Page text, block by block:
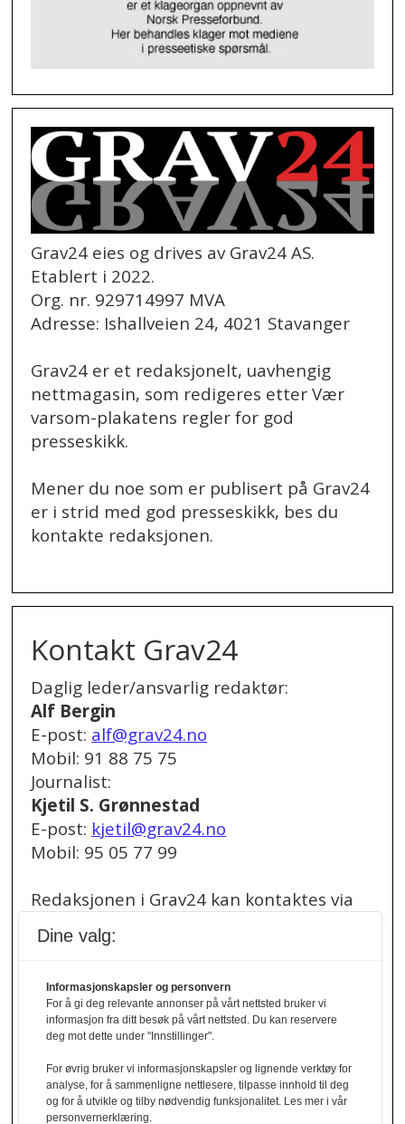
Grav24 eies og drives av Grav24 AS.
Etablert i 2022.
Org. nr. 929714997 MVA
Adresse: Ishallveien 24, 4021 Stavanger
Grav24 er et redaksjonelt, uavhengig
nettmagasin, som redigeres etter Vær
varsom-plakatens regler for god
presseskikk.
Mener du noe som er publisert på Grav24
er i strid med god presseskikk, bes du
kontakte redaksjonen.
Kontakt Grav24
Daglig leder/ansvarlig redaktør:
Alf Bergin
E-post: alf@grav24.no
Mobil: 91 88 75 75
Journalist:
Kjetil S. Grønnestad
E-post: kjetil@grav24.no
Mobil: 95 05 77 99
Redaksjonen i Grav24 kan kontaktes via
redaksjon@grav24.no
annonser/stillingsannonser, kan du bruke
denne e-post adressen:
annonse@grav24.no
Ved å følge linken under finner du vår
personvernerklæring.
Dine valg:
Informasjonskapsler og personvern
For å gi deg relevante annonser på vårt nettsted bruker vi
informasjon fra ditt besøk på vårt nettsted. Du kan reservere
deg mot dette under "Innstillinger".
For øvrig bruker vi informasjonskapsler og lignende verktøy for
analyse, for å sammenligne nettlesere, tilpasse innhold til deg
og for å utvikle og tilby nødvendig funksjonalitet. Les mer i vår
personvernerklæring.